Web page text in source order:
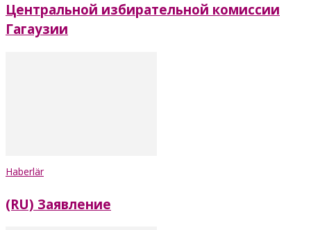
Центральной избирательной комиссии
Гагаузии
Haberlär
(RU) Заявление